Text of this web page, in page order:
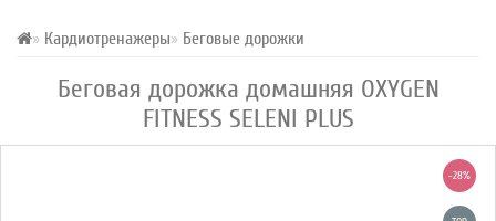
Кардиотренажеры Беговые дорожки
Беговая дорожка домашняя OXYGEN
FITNESS SELENI PLUS
-28%